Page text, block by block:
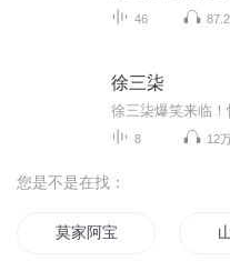
46
徐三柒
徐三柒爆笑来临
8 12
您是不是在找：
莫家阿宝